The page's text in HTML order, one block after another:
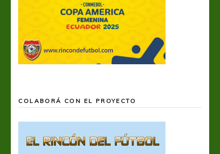
COLABORÁ CON EL PROYECTO